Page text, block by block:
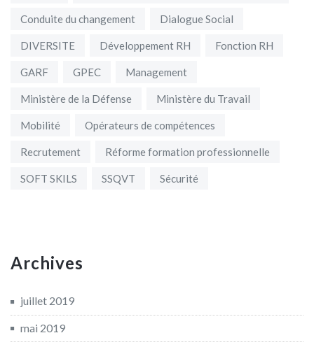
Conduite du changement Dialogue Social
DIVERSITE Développement RH Fonction RH
GARF GPEC Management
Ministère de la Défense Ministère du Travail
Mobilité Opérateurs de compétences
Recrutement Réforme formation professionnelle
SOFT SKILS SSQVT Sécurité
Archives
juillet 2019
mai 2019